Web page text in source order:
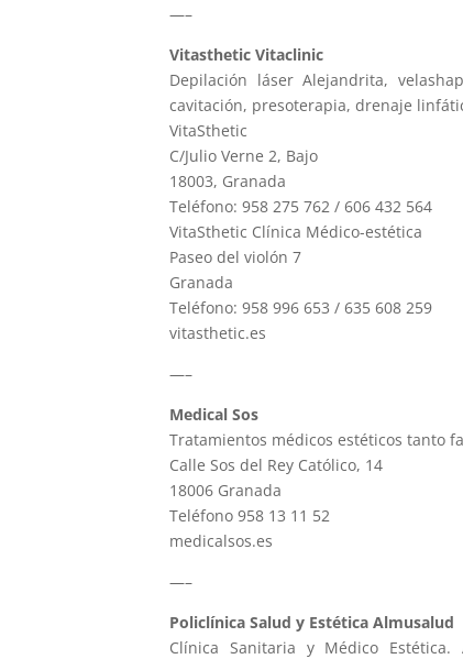
—–
Vitasthetic Vitaclinic
Depilación láser Alejandrita,
cavitación, presoterapia, drenaje
VitaSthetic
C/Julio Verne 2, Bajo
18003, Granada
Teléfono: 958 275 762 / 606 432 564
VitaSthetic Clínica Médico-estética
Paseo del violón 7
Granada
Teléfono: 958 996 653 / 635 608 259
vitasthetic.es
—–
Medical Sos
Tratamientos médicos estéticos tanto
Calle Sos del Rey Católico, 14
18006 Granada
Teléfono 958 13 11 52
medicalsos.es
—–
Policlínica Salud y Estética Almusalud
Clínica Sanitaria y Médico Estética.